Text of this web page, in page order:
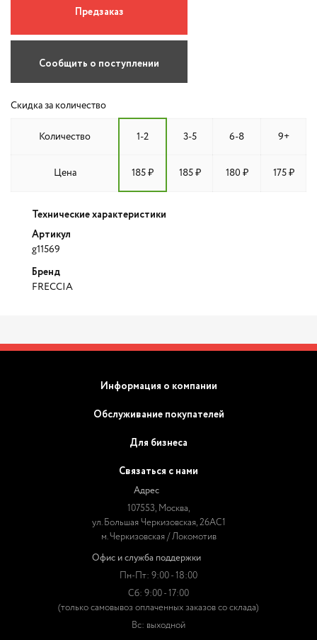
Предзаказ
Сообщить о поступлении
Скидка за количество
Количество 1-2 3-5 6-8 9+
Цена 185 ₽ 185 ₽ 180 ₽ 175 ₽
Технические характеристики
Артикул
g11569
Бренд
FRECCIA
Информация о компании
Обслуживание покупателей
Для бизнеса
Связаться с нами
Адрес
107553, Москва,
ул. Большая Черкизовская, 26АС1
м. Черкизовская / Локомотив
Офис и служба поддержки
Пн-Пт: 9:00 - 18:00
Сб: 9:00 - 17:00
(только самовывоз оплаченных заказов со склада)
Вс: выходной